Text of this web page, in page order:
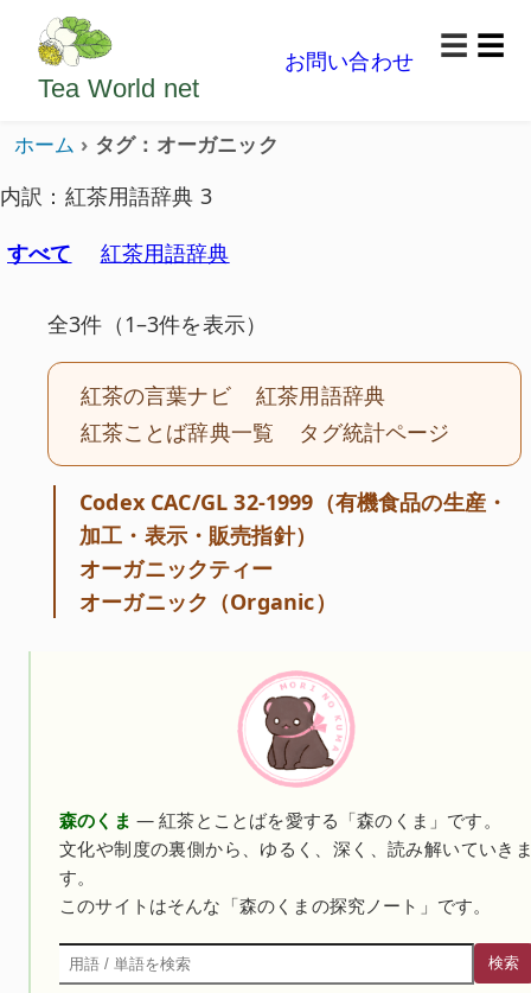
ようこそいらっしゃいました。どうぞごゆっくり楽
Tea World net
お問い合わせ
☰
ホーム タグ：オーガニック
内訳：紅茶用語辞典 3
すべて
紅茶用語辞典
全3件（1–3件を表示）
紅茶の言葉ナビ
紅茶用語辞典
紅茶ことば辞典一覧
タグ統計ページ
Codex CAC/GL 32-1999（有機食品の生産・
加工・表示・販売指針）
オーガニックティー
オーガニック（Organic）
森のくま — 紅茶とことばを愛する「森のくま」です。
文化や制度の裏側から、ゆるく、深く、読み解いていき
す。
このサイトはそんな「森のくまの探究ノート」です。
検索
検索